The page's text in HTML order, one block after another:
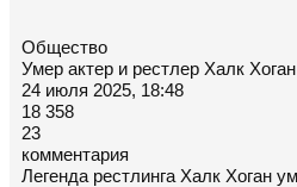
Общество
Умер актер и рестлер Халк Хоган
24 июля 2025, 18:48
18 358
23
комментария
Легенда рестлинга Халк Хоган